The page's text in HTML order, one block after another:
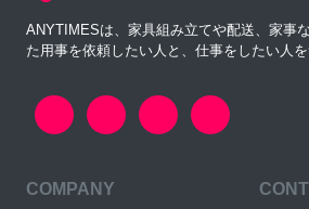
ANYTIMESは、家具組み立てや配送、家事
た用事を依頼したい人と、仕事をしたい人を
COMPANY